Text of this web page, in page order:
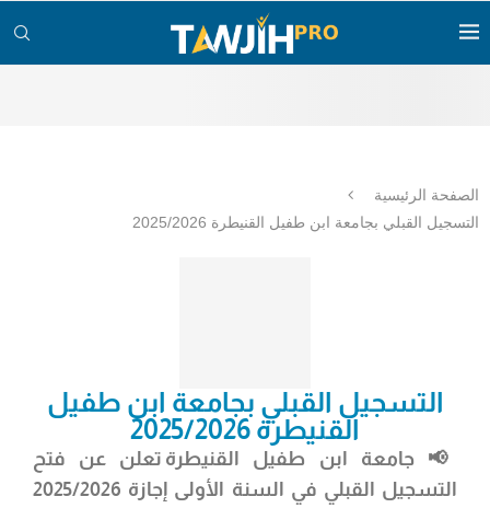
الصفحة الرئيسية
التسجيل القبلي بجامعة ابن طفيل القنيطرة 2025/2026
التسجيل القبلي بجامعة ابن طفيل
القنيطرة 2025/2026
📢جامعة ابن طفيل القنيطرة تعلن عن فتح
التسجيل القبلي في السنة الأولى إجازة 2025/2026